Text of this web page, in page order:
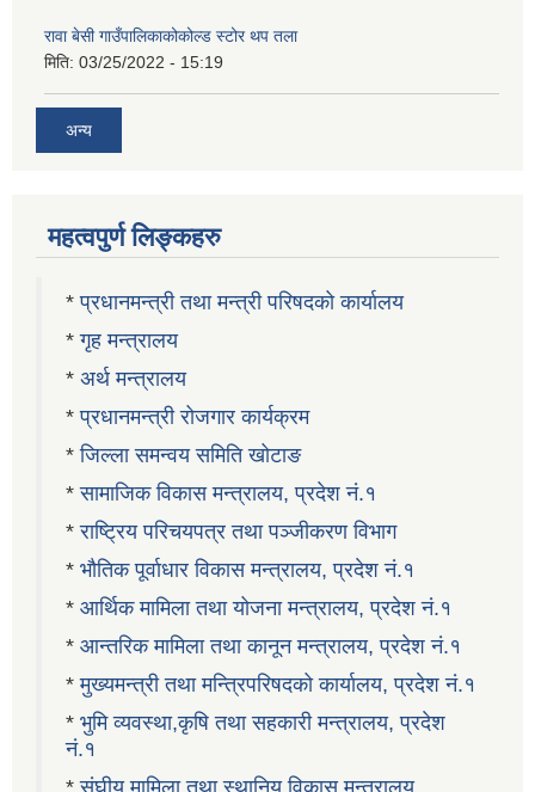
रावा बेसी गाउँपालिकाकोकोल्ड स्टोर थप तला
मिति: 03/25/2022 - 15:19
अन्य
महत्वपुर्ण लिङ्कहरु
*प्रधानमन्त्री तथा मन्त्री परिषदको कार्यालय
*गृह मन्त्रालय
* अर्थ मन्त्रालय
*प्रधानमन्त्री रोजगार कार्यक्रम
*जिल्ला समन्वय समिति खोटाङ
*सामाजिक विकास मन्त्रालय, प्रदेश नं.१
*राष्ट्रिय परिचयपत्र तथा पञ्जीकरण विभाग
* भौतिक पूर्वाधार विकास मन्त्रालय, प्रदेश नं.१
* आर्थिक मामिला तथा योजना मन्त्रालय, प्रदेश नं.१
* आन्तरिक मामिला तथा कानून मन्त्रालय, प्रदेश नं.१
*मुख्यमन्त्री तथा मन्त्रिपरिषदको कार्यालय, प्रदेश नं.१
* भुमि व्यवस्था,कृषि तथा सहकारी मन्त्रालय, प्रदेश
नं.१
*संघीय मामिला तथा स्थानिय विकास मन्त्रालय